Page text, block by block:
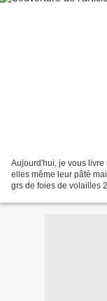
Aujourd'hui, je vous
elles même leur pâté
grs de foies de volailles